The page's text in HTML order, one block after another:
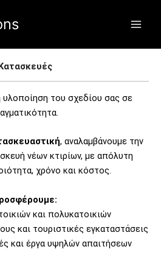
υλοποίηση του σχεδίου σας σε
, αναλαμβάνουμε την
νέων κτιρίων, με απόλυτη
χρόνο και κόστος.
και πολυκατοικιών
και τουριστικές εγκαταστάσεις
και έργα υψηλών απαιτήσεων